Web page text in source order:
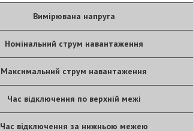
Вимірювана напруга
Номінальний струм навантаження
Максимальний струм навантаження
Час відключення по верхній межі
Час відключення за нижньою межею